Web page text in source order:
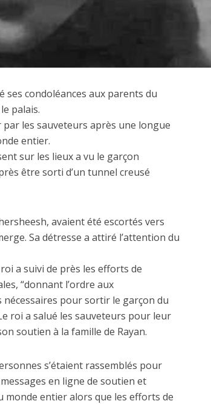
ses condoléances aux parents du
palais.
les sauveteurs après une longue
entier.
sur les lieux a vu le garçon
être sorti d’un tunnel creusé
avaient été escortés vers
Sa détresse a attiré l’attention du
a suivi de près les efforts de
“donnant l’ordre aux
pour sortir le garçon du
roi a salué les sauveteurs pour leur
soutien à la famille de Rayan.
s’étaient rassemblés pour
en ligne de soutien et
monde entier alors que les efforts de
de
de l’Etat
Pacifique